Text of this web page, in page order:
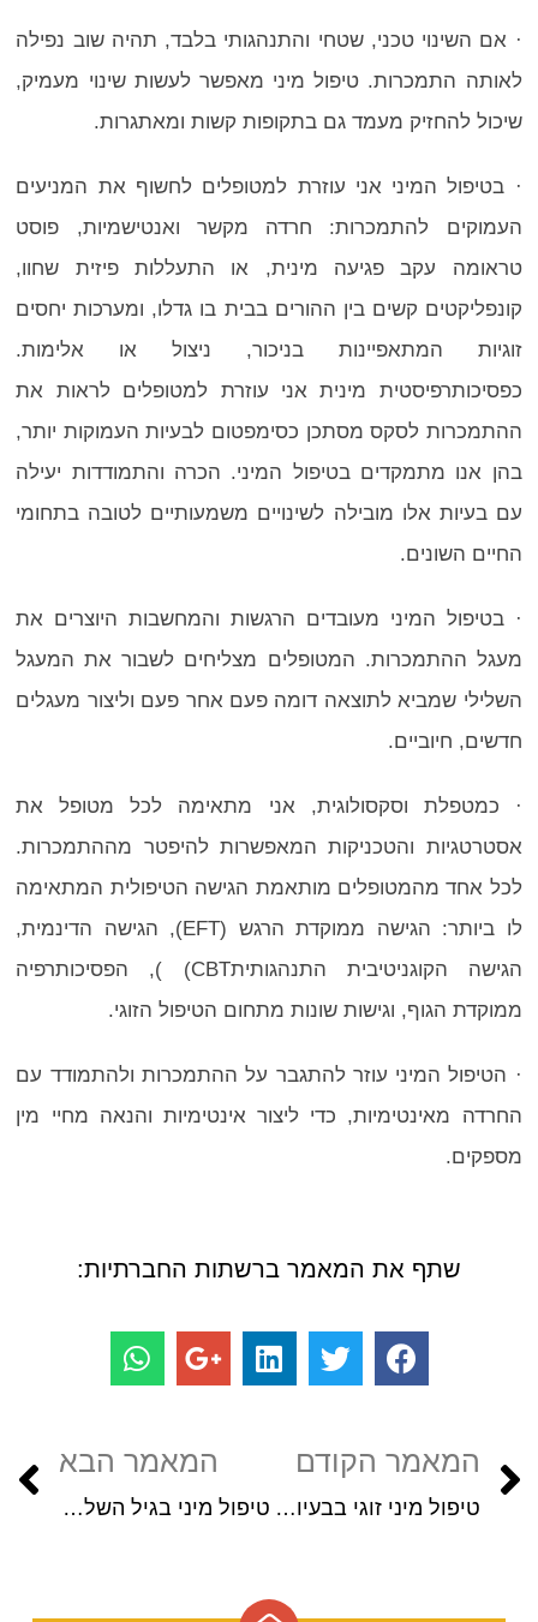
· אם השינוי טכני, שטחי והתנהגותי בלבד, תהיה שוב נפילה
לאותה התמכרות. טיפול מיני מאפשר לעשות שינוי מעמיק,
שיכול להחזיק מעמד גם בתקופות קשות ומאתגרות.
· בטיפול המיני אני עוזרת למטופלים לחשוף את המניעים
העמוקים להתמכרות: חרדה מקשר ואנטישמיות, פוסט
טראומה עקב פגיעה מינית, או התעללות פיזית שחוו,
קונפליקטים קשים בין ההורים בבית בו גדלו, ומערכות יחסים
זוגיות המתאפיינות בניכור, ניצול או אלימות.
כפסיכותרפיסטית מינית אני עוזרת למטופלים לראות את
ההתמכרות לסקס מסתכן כסימפטום לבעיות העמוקות יותר,
בהן אנו מתמקדים בטיפול המיני. הכרה והתמודדות יעילה
עם בעיות אלו מובילה לשינויים משמעותיים לטובה בתחומי
החיים השונים.
· בטיפול המיני מעובדים הרגשות והמחשבות היוצרים את
מעגל ההתמכרות. המטופלים מצליחים לשבור את המעגל
השלילי שמביא לתוצאה דומה פעם אחר פעם וליצור מעגלים
חדשים, חיוביים.
· כמטפלת וסקסולוגית, אני מתאימה לכל מטופל את
אסטרטגיות והטכניקות המאפשרות להיפטר מההתמכרות.
לכל אחד מהמטופלים מותאמת הגישה הטיפולית המתאימה
לו ביותר: הגישה ממוקדת הרגש (EFT), הגישה הדינמית,
הגישה הקוגניטיבית התנהגותיתCBT) ), הפסיכותרפיה
ממוקדת הגוף, וגישות שונות מתחום הטיפול הזוגי.
· הטיפול המיני עוזר להתגבר על ההתמכרות ולהתמודד עם
החרדה מאינטימיות, כדי ליצור אינטימיות והנאה מחיי מין
מספקים.
שתף את המאמר ברשתות החברתיות:
המאמר הקודם
טיפול מיני זוגי בבעיות בתפקוד המיני בזמן הקורונה
המאמר הבא
טיפול מיני בגיל השלישי